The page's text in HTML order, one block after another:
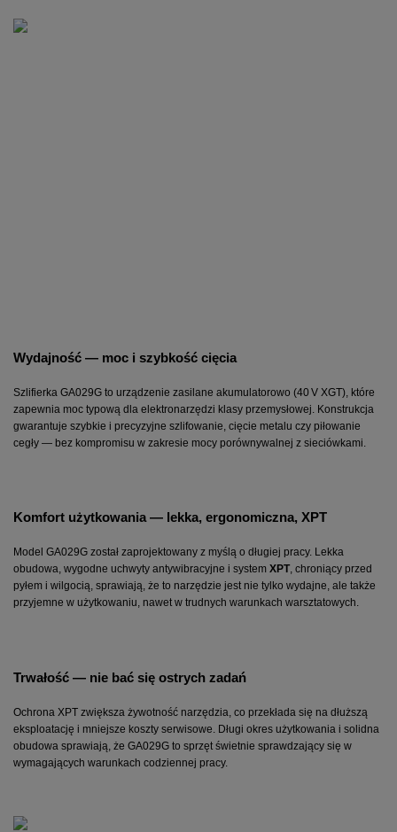
Wydajność — moc i szybkość cięcia
Szlifierka GA029G to urządzenie zasilane akumulatorowo (40 V XGT), które
zapewnia moc typową dla elektronarzędzi klasy przemysłowej. Konstrukcja
gwarantuje szybkie i precyzyjne szlifowanie, cięcie metalu czy piłowanie
cegły — bez kompromisu w zakresie mocy porównywalnej z sieciówkami.
Komfort użytkowania — lekka, ergonomiczna, XPT
Model GA029G został zaprojektowany z myślą o długiej pracy. Lekka
obudowa, wygodne uchwyty antywibracyjne i system XPT, chroniący przed
pyłem i wilgocią, sprawiają, że to narzędzie jest nie tylko wydajne, ale także
przyjemne w użytkowaniu, nawet w trudnych warunkach warsztatowych.
Trwałość — nie bać się ostrych zadań
Ochrona XPT zwiększa żywotność narzędzia, co przekłada się na dłuższą
eksploatację i mniejsze koszty serwisowe. Długi okres użytkowania i solidna
obudowa sprawiają, że GA029G to sprzęt świetnie sprawdzający się w
wymagających warunkach codziennej pracy.